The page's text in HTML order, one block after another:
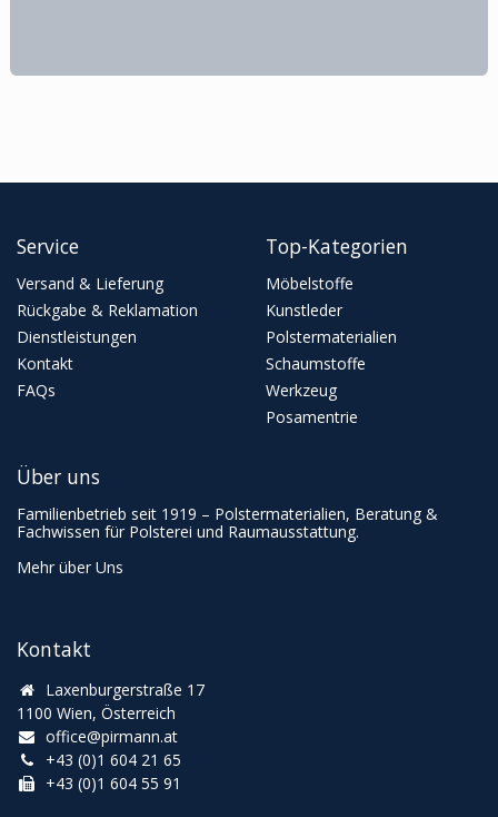
Service
Versand & Lieferung
Rückgabe & Reklamation
Dienstleistungen
Kontakt
FAQs
Top-Kategorien
Möbelstoffe
Kunstleder
Polstermaterialien
Schaumstoffe
Werkzeug
Posamentrie
Kontakt
Laxenburgerstraße 17
1100 Wien, Österreich
office@pirmann.at
+43 (0)1 604 21 65
+43 (0)1 604 55 91
Über uns
Familienbetrieb seit 1919 – Polstermaterialien, Beratung &
Fachwissen für Polsterei und Raumausstattung.
Mehr über Uns